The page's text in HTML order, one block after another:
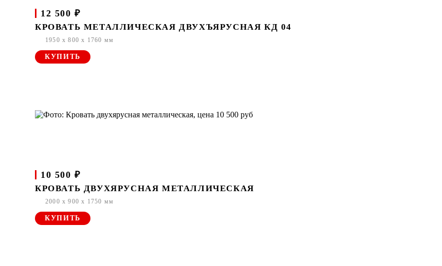
12 500 ₽
КРОВАТЬ МЕТАЛЛИЧЕСКАЯ ДВУХЪЯРУСНАЯ КД 04
1950 x 800 x 1760 мм
КУПИТЬ
10 500 ₽
КРОВАТЬ ДВУХЯРУСНАЯ МЕТАЛЛИЧЕСКАЯ
2000 x 900 x 1750 мм
КУПИТЬ